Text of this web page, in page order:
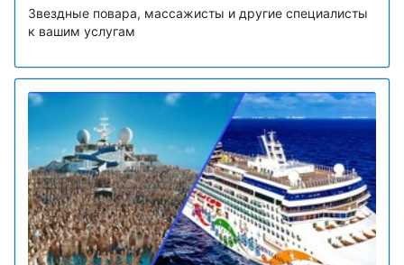
Звездные повара, массажисты и другие специалисты
к вашим услугам